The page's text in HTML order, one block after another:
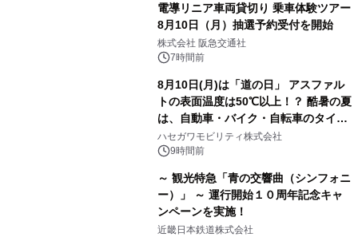
電導リニア車両貸切り 乗車体験ツアー
8月10日（月）抽選予約受付を開始
株式会社 阪急交通社
7時間前
8月10日(月)は「道の日」 アスファル
トの表面温度は50℃以上！？ 酷暑の夏
は、自動車・バイク・自転車のタイヤ
バーストが増加 簡単にできる予防法
をご紹介
ハセガワモビリティ株式会社
9時間前
～ 観光特急「青の交響曲（シンフォニ
ー）」 ～ 運行開始１０周年記念キャ
ンペーンを実施！
近畿日本鉄道株式会社